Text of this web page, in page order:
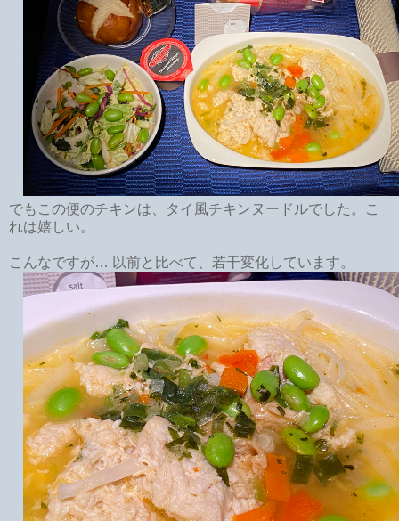
でもこの便のチキンは、タイ風チキンヌードルでした。こ
れは嬉しい。
こんなですが… 以前と比べて、若干変化しています。